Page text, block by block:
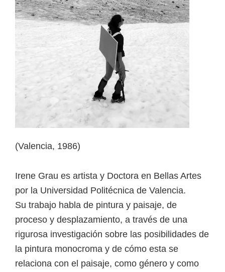
(Valencia, 1986)
Irene Grau es artista y Doctora en Bellas Artes
por la Universidad Politécnica de Valencia.
Su trabajo habla de pintura y paisaje, de
proceso y desplazamiento, a través de una
rigurosa investigación sobre las posibilidades de
la pintura monocroma y de cómo esta se
relaciona con el paisaje, como género y como